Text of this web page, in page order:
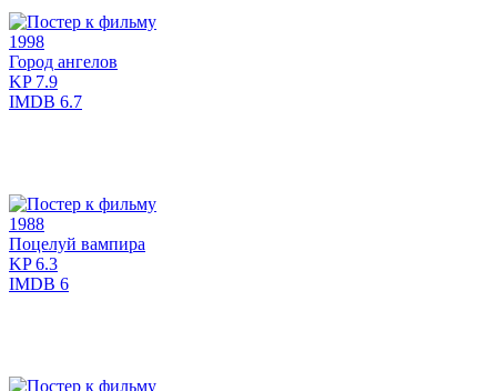
1998
Город ангелов
KP7.9
IMDB 6.7
1988
Поцелуй вампира
KP6.3
IMDB 6